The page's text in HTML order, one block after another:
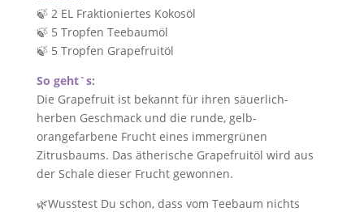
🍃 2 EL Fraktioniertes Kokosöl
🍃 5 Tropfen Teebaumöl
🍃 5 Tropfen Grapefruitöl
So geht`s:
Die Grapefruit ist bekannt für ihren säuerlich-
herben Geschmack und die runde, gelb-
orangefarbene Frucht eines immergrünen
Zitrusbaums. Das ätherische Grapefruitöl wird aus
der Schale dieser Frucht gewonnen.
🌿Wusstest Du schon, dass vom Teebaum nichts